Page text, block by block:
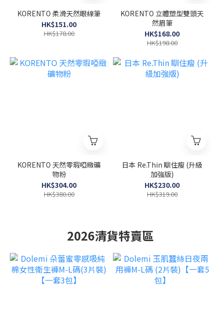
KORENTO 柔滑天然眼線筆
HK$151.00
HK$178.00
KORENTO 立體塑型雙頭天
然眉筆
HK$168.00
HK$198.00
KORENTO 天然零瑕啞緻礦
物粉
HK$304.00
HK$380.00
日本 Re.Thin 瞓住瘦 (升級
加強版)
HK$230.00
HK$319.00
2026清貨特賣區